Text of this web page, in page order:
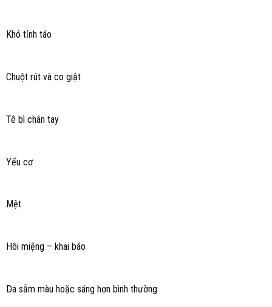
Khó tỉnh táo
Chuột rút và co giật
Tê bì chân tay
Yếu cơ
Mệt
Hôi miệng – khai báo
Da sẫm màu hoặc sáng hơn bình thường